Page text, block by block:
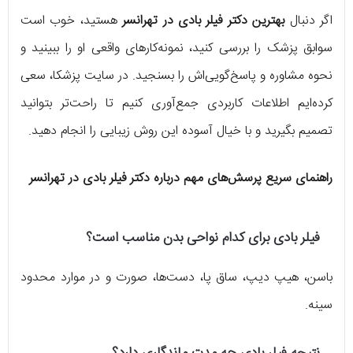
اگر دنبالبهترین دکتر فیلر بادی در تهرانسرهستید، خوب است
سوابق پزشک را بررسی کنید، نمونه‌کارهای واقعی او را ببینید و
نحوه مشاوره و پاسخ‌گویی‌اش را بسنجید. در سایت پزشکا، سعی
کرده‌ایم اطلاعات کاربردی جمع‌آوری کنیم تا راحت‌تر بتوانید
تصمیم بگیرید و با خیال آسوده این روش زیبایی را انجام دهید.
راهنمای سریع پرسش‌های مهم درباره دکتر فیلر بادی در تهرانسر
فیلر بادی برای کدام نواحی بدن مناسب است؟
باسن، هیپ دیپ، ساق پا، دست‌ها، صورت و در موارد محدود
سینه.